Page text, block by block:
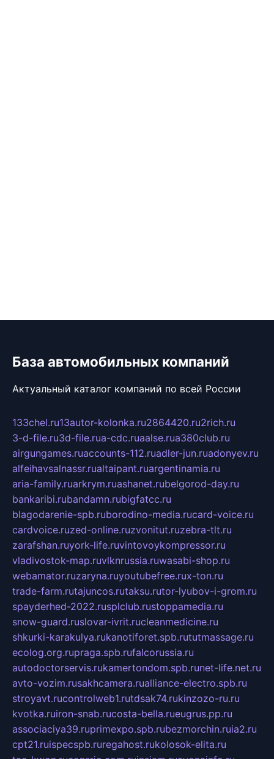
База автомобильных компаний
Актуальный каталог компаний по всей России
133chel.ru13autor-kolonka.ru2864420.ru2rich.ru
3-d-file.ru3d-file.rua-cdc.ruaalse.rua380club.ru
airgungames.ruaccounts-112.ruadler-jun.ruadonyev.ru
alfeihavsalnassr.rualtaipant.ruargentinamia.ru
aria-family.ruarkrym.ruashanet.rubelgorod-day.ru
bankaribi.rubandamn.rubigfatcc.ru
blagodarenie-spb.ruborodino-media.rucard-voice.ru
cardvoice.ruzed-online.ruzvonitut.ruzebra-tlt.ru
zarafshan.ruyork-life.ruvintovoykompressor.ru
vladivostok-map.ruvlknrussia.ruwasabi-shop.ru
webamator.ruzaryna.ruyoutubefree.rux-ton.ru
trade-farm.rutajuncos.rutaksu.rutor-lyubov-i-grom.ru
spayderhed-2022.rusplclub.rustoppamedia.ru
snow-guard.ruslovar-ivrit.rucleanmedicine.ru
shkurki-karakulya.rukanotiforet.spb.rututmassage.ru
ecolog.org.rupraga.spb.rufalcorussia.ru
autodoctorservis.rukamertondom.spb.runet-life.net.ru
avto-vozim.rusakhcamera.rualliance-electro.spb.ru
stroyavt.rucontrolweb1.rutdsak74.rukinzozo-ru.ru
kvotka.ruiron-snab.rucosta-bella.rueugrus.pp.ru
associaciya39.ruprimexpo.spb.rubezmorchin.ruia2.ru
cpt21.ruispecspb.ruregahost.rukolosok-elita.ru